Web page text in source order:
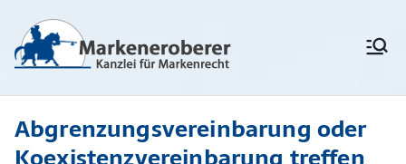
Inhalt
springen
Markenanm
eldung,
Markenschu
Markenrecht,
Markenschutz,
Unionsmarken (EU-
Abgrenzungsvereinbarung oder